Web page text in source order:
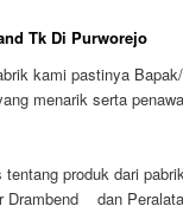
Tk Di Purworejo
kami pastinya
menarik serta
produk dari
Drambend dan